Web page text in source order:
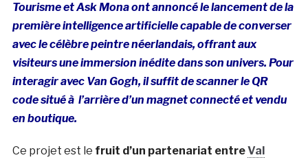
Tourisme et Ask Mona ont annoncé le lancement de la
première intelligence artificielle capable de converser
avec le célèbre peintre néerlandais, offrant aux
visiteurs une immersion inédite dans son univers. Pour
interagir avec Van Gogh, il suffit de scanner le QR
code situé à l’arrière d’un magnet connecté et vendu
en boutique.
Ce projet est le fruit d’un partenariat entreVal